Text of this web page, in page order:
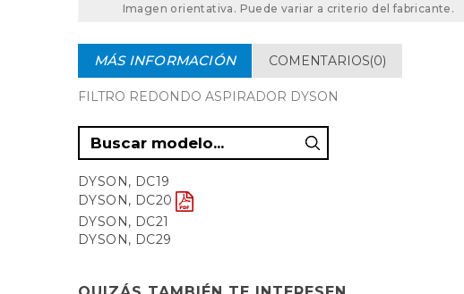
Imagen orientativa. Puede variar a criterio del fabricante.
MÁS INFORMACIÓN COMENTARIOS(0)
FILTRO REDONDO ASPIRADOR DYSON
DYSON, DC19
DYSON, DC20
DYSON, DC21
DYSON, DC29